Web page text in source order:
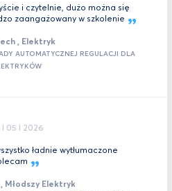
i czytelnie, dużo można się
zaangażowany w szkolenie
, Elektryk
AUTOMATYCZNEJ REGULACJI DLA
I 05 I 2026
ładnie wytłumaczone
Młodszy Elektryk